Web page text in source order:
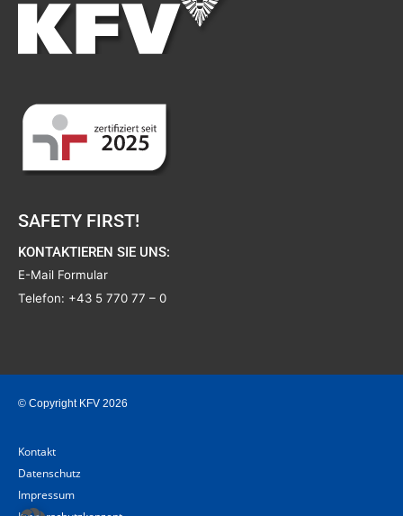
SAFETY FIRST!
KONTAKTIEREN SIE UNS:
E-Mail Formular
Telefon: +43 5 770 77 – 0
© Copyright KFV 2026
Kontakt
Datenschutz
Impressum